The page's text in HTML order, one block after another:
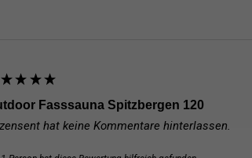
Fasssauna Spitzbergen 120
hat keine Kommentare hinterlassen.